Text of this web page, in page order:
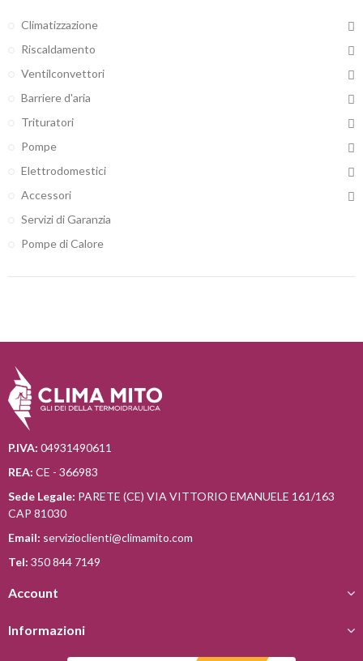
Climatizzazione
Riscaldamento
Ventilconvettori
Barriere d'aria
Trituratori
Pompe
Elettrodomestici
Accessori
Servizi di Garanzia
Pompe di Calore
P.IVA: 04931490611
REA: CE - 366983
Sede Legale: PARETE (CE) VIA VITTORIO EMANUELE 161/163
CAP 81030
Email: servizioclienti@climamito.com
Tel: 350 844 7149
Account
Informazioni